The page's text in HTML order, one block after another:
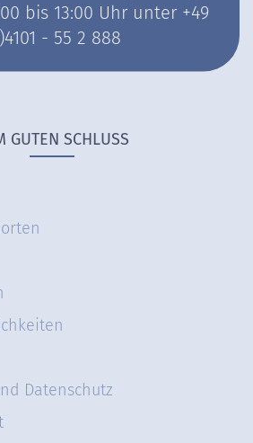
bis 13:00 Uhr unter +49
- 55 2 888
GUTEN SCHLUSS
Datenschutz